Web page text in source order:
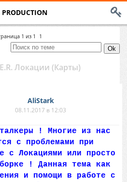
PRODUCTION
1 из 1 1
Локации (Карты)
AliStark
08.11.2017 в 12:03
! Многие из нас
с проблемами при
с Локациями или просто
! Данная тема как
и помощи в работе с